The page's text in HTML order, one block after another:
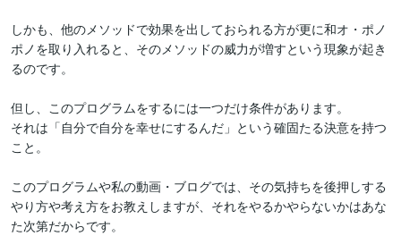
しかも、他のメソッドで効果を出しておられる方が更に和オ・ポノ
ポノを取り入れると、そのメソッドの威力が増すという現象が起き
るのです。
但し、このプログラムをするには一つだけ条件があります。
それは「自分で自分を幸せにするんだ」という確固たる決意を持つ
こと。
このプログラムや私の動画・ブログでは、その気持ちを後押しする
やり方や考え方をお教えしますが、それをやるかやらないかはあな
た次第だからです。